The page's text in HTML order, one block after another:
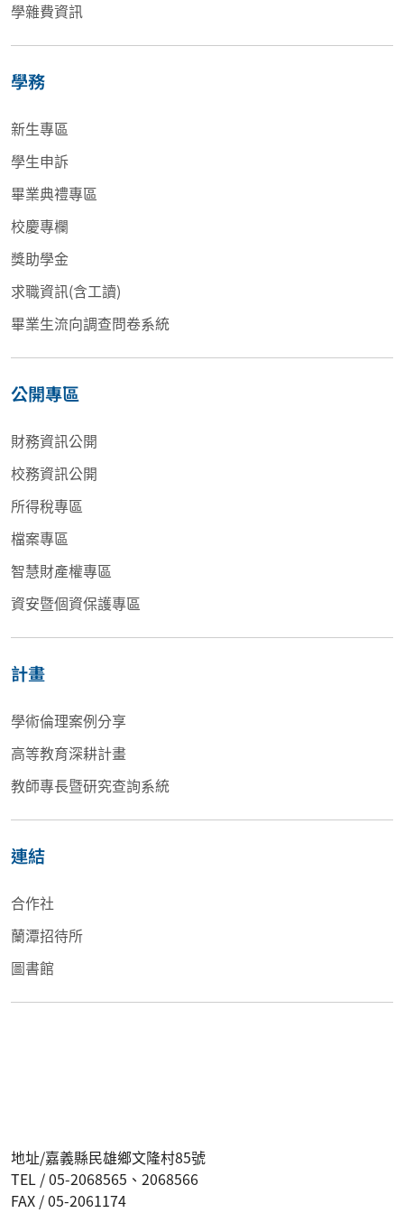
學雜費資訊
學務
新生專區
學生申訴
畢業典禮專區
校慶專欄
獎助學金
求職資訊(含工讀)
畢業生流向調查問卷系統
公開專區
財務資訊公開
校務資訊公開
所得稅專區
檔案專區
智慧財產權專區
資安暨個資保護專區
計畫
學術倫理案例分享
高等教育深耕計畫
教師專長暨研究查詢系統
連結
合作社
蘭潭招待所
圖書館
地址/嘉義縣民雄鄉文隆村85號
TEL / 05-2068565、2068566
FAX / 05-2061174